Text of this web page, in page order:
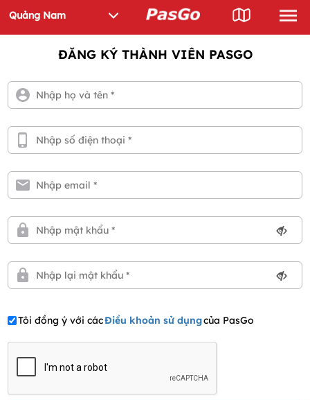
ĐĂNG KÝ THÀNH VIÊN PASGO
Tôi đồng ý với cácĐiều khoản sử dụngcủa PasGo